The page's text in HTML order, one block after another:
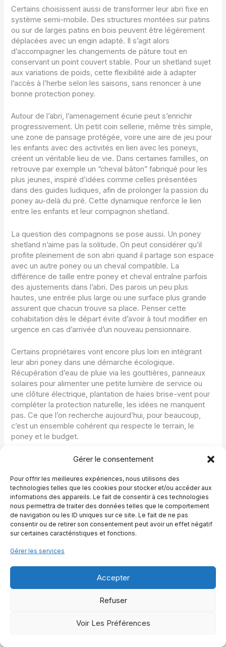
Gérer le consentement
Pour offrir les meilleures expériences, nous utilisons des
technologies telles que les cookies pour stocker et/ou accéder aux
informations des appareils. Le fait de consentir à ces technologies
nous permettra de traiter des données telles que le comportement
de navigation ou les ID uniques sur ce site. Le fait de ne pas
consentir ou de retirer son consentement peut avoir un effet négatif
sur certaines caractéristiques et fonctions.
Gérer les services
Accepter
Refuser
Voir Les Préférences
Certains choisissent aussi de transformer leur abri fixe en
système semi-mobile. Des structures montées sur patins
ou sur de larges patins en bois peuvent être légèrement
déplacées avec un engin adapté. Il s’agit alors
d’accompagner les changements de pâture tout en
conservant un point couvert stable. Pour un shetland sujet
aux variations de poids, cette flexibilité aide à adapter
l’accès à l’herbe selon les saisons, sans renoncer à une
bonne protection poney.
Autour de l’abri, l’amenagement écurie peut s’enrichir
progressivement. Un petit coin sellerie, même très simple,
une zone de pansage protégée, voire une aire de jeu pour
les enfants avec des activités en lien avec les poneys,
créent un véritable lieu de vie. Dans certaines familles, on
retrouve par exemple un “cheval bâton” fabriqué pour les
plus jeunes, inspiré d’idées comme celles présentées
dans des guides ludiques, afin de prolonger la passion du
poney au-delà du pré. Cette dynamique renforce le lien
entre les enfants et leur compagnon shetland.
La question des compagnons se pose aussi. Un poney
shetland n’aime pas la solitude. On peut considérer qu’il
profite pleinement de son abri quand il partage son espace
avec un autre poney ou un cheval compatible. La
différence de taille entre poney et cheval entraîne parfois
des ajustements dans l’abri. Des parois un peu plus
hautes, une entrée plus large ou une surface plus grande
assurent que chacun trouve sa place. Penser cette
cohabitation dès le départ évite d’avoir à tout modifier en
urgence en cas d’arrivée d’un nouveau pensionnaire.
Certains propriétaires vont encore plus loin en intégrant
leur abri poney dans une démarche écologique.
Récupération d’eau de pluie via les gouttières, panneaux
solaires pour alimenter une petite lumière de service ou
une clôture électrique, plantation de haies brise-vent pour
compléter la protection naturelle, les idées ne manquent
pas. Ce que l’on recherche aujourd’hui, pour beaucoup,
c’est un ensemble cohérent qui respecte le terrain, le
poney et le budget.
Les projets d’extension peuvent aussi inclure un espace
d’obstacles ludiques. Ces installations, même modestes,
profitent pleinement du point d’ancrage que constitue
l’abri. Le poney y revient entre deux exercices, retrouve un
coin d’ombre ou un abreuvoir. On peut considérer que l’abri
devient alors la “base” autour de laquelle s’organise toute
la vie équestre familiale.
En gardant en tête cette capacité d’évolution, la
construction initiale gagne en pertinence. Un abri poney
shetland bien pensé dès le départ ne se limite pas à
répondre aux besoins immédiats. Il s’adapte aux saisons,
aux changements de troupeau et aux envies de ses